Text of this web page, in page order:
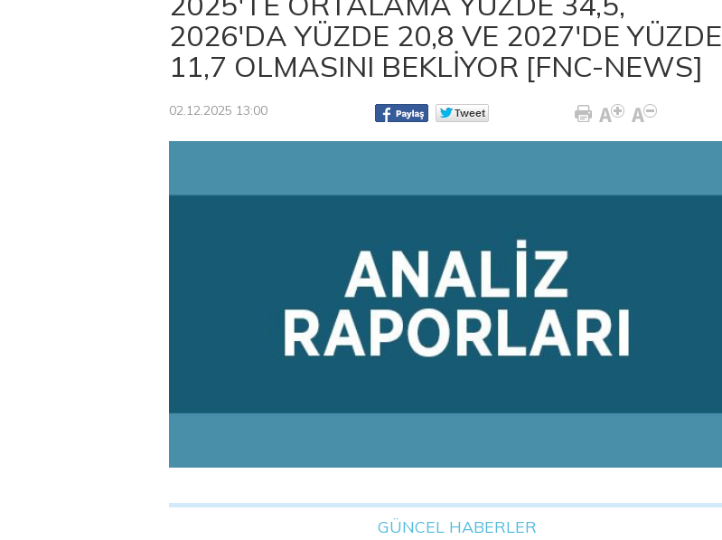
2026'DA YÜZDE 20,8 VE 2027'DE YÜZDE
11,7 OLMASINI BEKLİYOR [FNC-NEWS]
02.12.2025 13:00
GÜNCEL HABERLER